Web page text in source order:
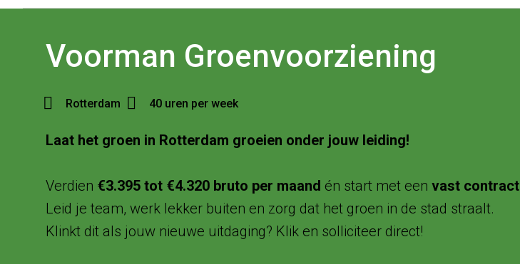
Voorman Groenvoorziening
Rotterdam 40 uren per week
Laat het groen in Rotterdam groeien onder jouw leiding!
Verdien €3.395 tot €4.320 bruto per maand én start met een vast contract
Leid je team, werk lekker buiten en zorg dat het groen in de stad straalt.
Klinkt dit als jouw nieuwe uitdaging? Klik en solliciteer direct!